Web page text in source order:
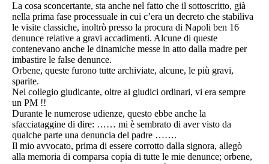
La cosa sconcertante, sta anche nel fatto che il sottoscritto, già
nella prima fase processuale in cui c’era un decreto che stabiliva
le visite classiche, inoltrò presso la procura di Napoli ben 16
denunce relative a gravi accadimenti. Alcune di queste
contenevano anche le dinamiche messe in atto dalla madre per
imbastire le false denunce.
Orbene, queste furono tutte archiviate, alcune, le più gravi,
sparite.
Nel collegio giudicante, oltre ai giudici ordinari, vi era sempre
un PM !!
Durante le numerose udienze, questo ebbe anche la
sfacciataggine di dire: …… mi è sembrato di aver visto da
qualche parte una denuncia del padre …….
Il mio avvocato, prima di essere corrotto dalla signora, allegò
alla memoria di comparsa copia di tutte le mie denunce; orbene,